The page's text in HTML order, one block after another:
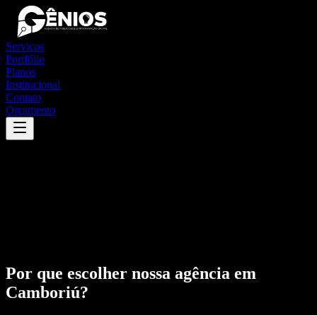
Serviços
Portfólio
Planos
Institucional
Contato
Orçamento
Por que escolher nossa agência em
Camboriú?